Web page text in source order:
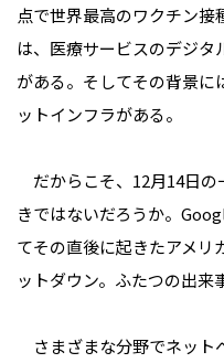
点で世界最高のワクチン
は、医療サービスのデジ
がある。そしてその背景に
ットインフラがある。
だからこそ、12月14日の
きではないだろうか。
てその直後に起きたアメリ
ットダウン。ふたつの出来
さまざまな分野でネット